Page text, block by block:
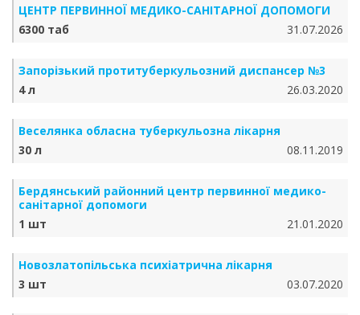
ЦЕНТР ПЕРВИННОЇ МЕДИКО-САНІТАРНОЇ ДОПОМОГИ
6300 таб
31.07.2026
Запорізький протитуберкульозний диспансер №3
4 л
26.03.2020
Веселянка обласна туберкульозна лікарня
30 л
08.11.2019
Бердянський районний центр первинної медико-
санітарної допомоги
1 шт
21.01.2020
Новозлатопільська психіатрична лікарня
3 шт
03.07.2020